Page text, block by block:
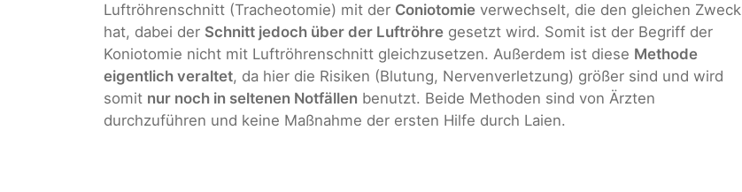
Luftröhrenschnitt (Tracheotomie) mit der Coniotomie verwechselt, die den gleichen Zweck
hat, dabei der Schnitt jedoch über der Luftröhre gesetzt wird. Somit ist der Begriff der
Koniotomie nicht mit Luftröhrenschnitt gleichzusetzen. Außerdem ist diese Methode
eigentlich veraltet, da hier die Risiken (Blutung, Nervenverletzung) größer sind und wird
somit nur noch in seltenen Notfällen benutzt. Beide Methoden sind von Ärzten
durchzuführen und keine Maßnahme der ersten Hilfe durch Laien.